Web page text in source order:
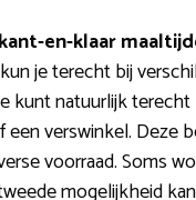
en-klaar
je terecht bij
kunt natuurlijk
verswinkel. Deze
voorraad. Soms
mogelijkheid